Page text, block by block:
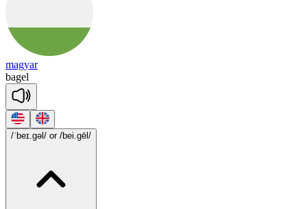
magyar
bagel
/ˈbeɪ.gəl/ or /bei.gēl/